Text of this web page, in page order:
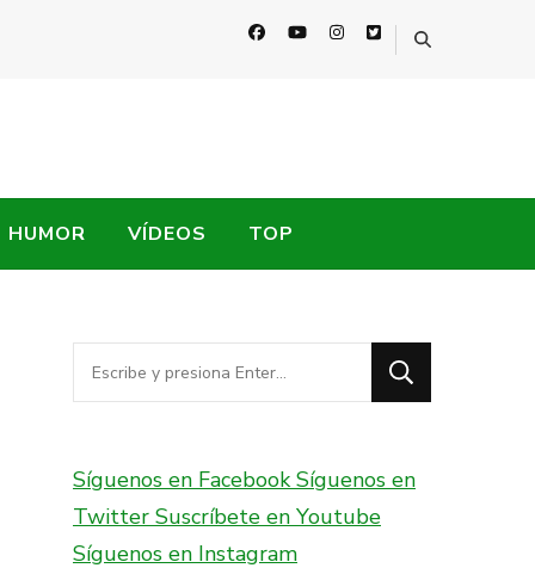
HUMOR VÍDEOS TOP
¿Buscas
algo?
Síguenos en FacebookSíguenos en
Twitter Suscríbete en Youtube
Síguenos en Instagram